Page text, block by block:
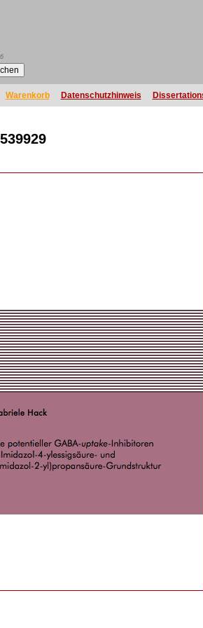
Warenkorb Datenschutzhinweis